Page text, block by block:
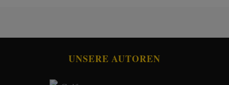
UNSERE AUTOREN